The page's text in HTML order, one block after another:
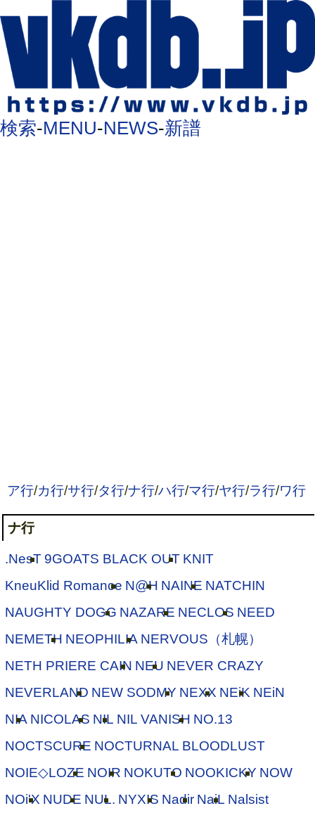
検索-MENU-NEWS-新譜
ア行/カ行/サ行/タ行/ナ行/ハ行/マ行/ヤ行/ラ行/ワ行
ナ行
.NesT 9GOATS BLACK OUT KNIT
KneuKlid Romance N@H NAINE NATCHIN
NAUGHTY DOGG NAZARE NECLOS NEED
NEMETH NEOPHILIA NERVOUS（札幌）
NETH PRIERE CAIN NEU NEVER CRAZY
NEVERLAND NEW SODMY NEXX NEiK NEiN
NIA NICOLAS NIL NIL VANISH NO.13
NOCTSCURE NOCTURNAL BLOODLUST
NOIE◇LOZE NOIR NOKUTO NOOKICKY NOW
NOi'X NUDE NUL. NYXIS Nadir NaiL Nalsist